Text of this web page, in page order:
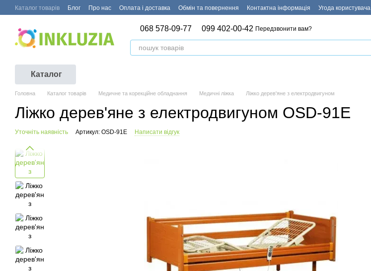
Перейти до основного контенту
Каталог товарів Блог Про нас Оплата і доставка Обмін та повернення Контактна інформація Угода користувача
068 578-09-77 099 402-00-42 Передзвонити вам?
Каталог
Головна Каталог товарів Медичне та корекційне обладнання Медичні ліжка Ліжко дерев'яне з електродвигуном
Ліжко дерев'яне з електродвигуном OSD-91E
Уточніть наявність Артикул: OSD-91E Написати відгук